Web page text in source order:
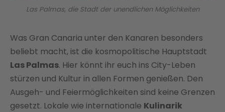
Las Palmas, die Stadt der unendlichen Möglichkeiten
Was Gran Canaria unter den Kanaren besonders
beliebt macht, ist die kosmopolitische Hauptstadt
Las Palmas. Hier könnt ihr euch ins City-Leben
stürzen und Kultur in allen Formen genießen. Den
Ausgeh- und Feiermöglichkeiten sind keine Grenzen
gesetzt. Lokale wie internationale Kulinarik